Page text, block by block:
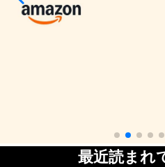
最近読まれ